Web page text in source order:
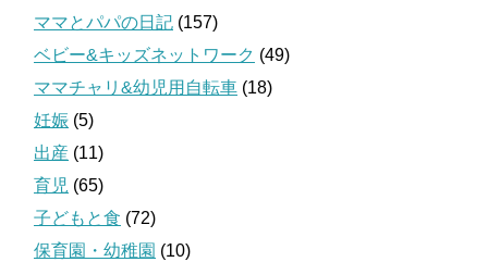
ママとパパの日記 (157)
ベビー&キッズネットワーク (49)
ママチャリ&幼児用自転車 (18)
妊娠 (5)
出産 (11)
育児 (65)
子どもと食 (72)
保育園・幼稚園 (10)